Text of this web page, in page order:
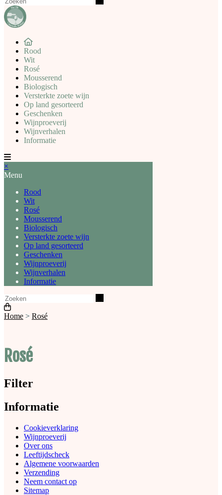
Rood
Wit
Rosé
Mousserend
Biologisch
Versterkte zoete wijn
Op land gesorteerd
Geschenken
Wijnproeverij
Wijnverhalen
Informatie
×
Menu
Rood
Wit
Rosé
Mousserend
Biologisch
Versterkte zoete wijn
Op land gesorteerd
Geschenken
Wijnproeverij
Wijnverhalen
Informatie
Home > Rosé
Rosé
Filter
Informatie
Cookieverklaring
Wijnproeverij
Over ons
Leeftijdscheck
Algemene voorwaarden
Verzending
Neem contact op
Sitemap